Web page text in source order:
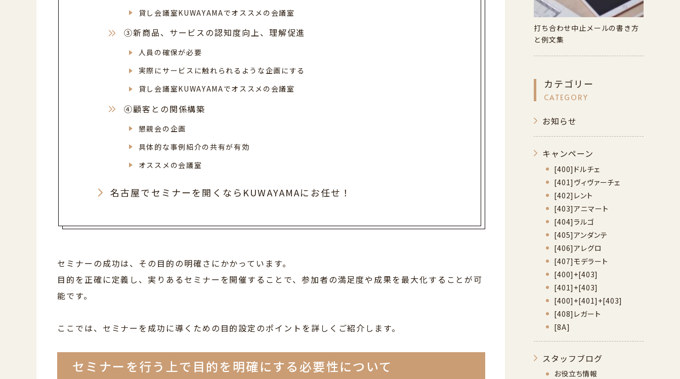
貸し会議室KUWAYAMAでオススメの会議室
③新商品、サービスの認知度向上、理解促進
人員の確保が必要
実際にサービスに触れられるような企画にする
貸し会議室KUWAYAMAでオススメの会議室
④顧客との関係構築
懇親会の企画
具体的な事例紹介の共有が有効
オススメの会議室
名古屋でセミナーを開くならKUWAYAMAにお任せ！
セミナーの成功は、その目的の明確さにかかっています。
目的を正確に定義し、実りあるセミナーを開催することで、参加者の満足度や成果を最大化することが可
能です。
ここでは、セミナーを成功に導くための目的設定のポイントを詳しくご紹介します。
セミナーを行う上で目的を明確にする必要性について
打ち合わせ中止メールの書き方
と例文集
カテゴリー
CATEGORY
お知らせ
キャンペーン
[400]ドルチェ
[401]ヴィヴァーチェ
[402]レント
[403]アニマート
[404]ラルゴ
[405]アンダンテ
[406]アレグロ
[407]モデラート
[400]+[403]
[401]+[403]
[400]+[401]+[403]
[408]レガート
[8A]
スタッフブログ
お役立ち情報